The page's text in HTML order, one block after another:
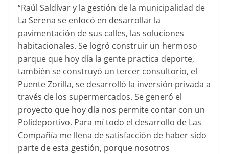
“Raúl Saldívar y la gestión de la municipalidad de
La Serena se enfocó en desarrollar la
pavimentación de sus calles, las soluciones
habitacionales. Se logró construir un hermoso
parque que hoy día la gente practica deporte,
también se construyó un tercer consultorio, el
Puente Zorilla, se desarrolló la inversión privada a
través de los supermercados. Se generó el
proyecto que hoy día nos permite contar con un
Polideportivo. Para mí todo el desarrollo de Las
Compañía me llena de satisfacción de haber sido
parte de esta gestión, porque nosotros